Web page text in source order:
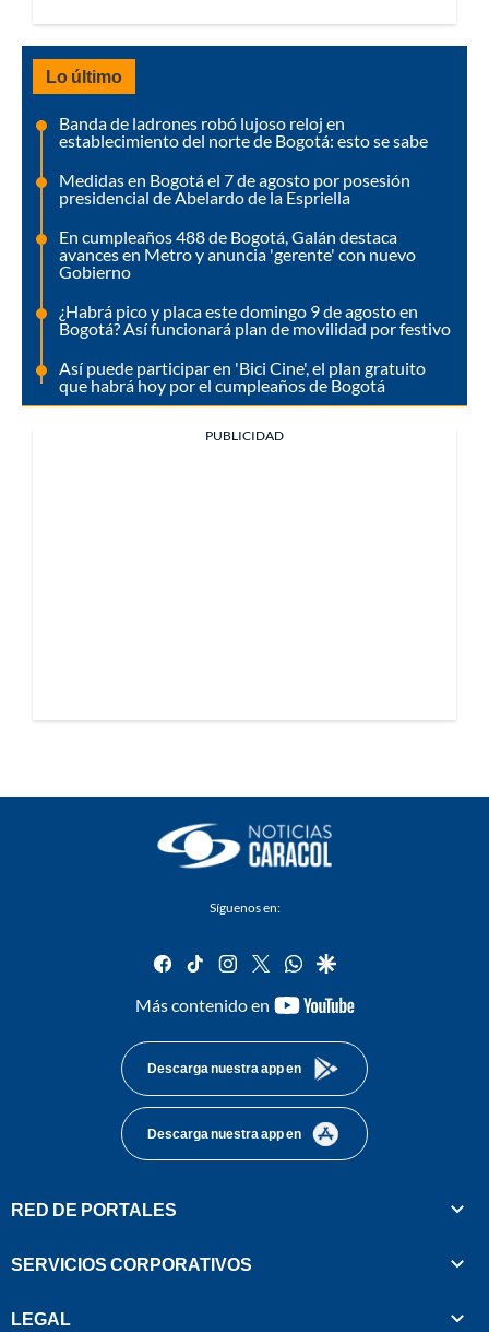
Lo último
Banda de ladrones robó lujoso reloj en
establecimiento del norte de Bogotá: esto se sabe
Medidas en Bogotá el 7 de agosto por posesión
presidencial de Abelardo de la Espriella
En cumpleaños 488 de Bogotá, Galán destaca
avances en Metro y anuncia 'gerente' con nuevo
Gobierno
¿Habrá pico y placa este domingo 9 de agosto en
Bogotá? Así funcionará plan de movilidad por festivo
Así puede participar en 'Bici Cine', el plan gratuito
que habrá hoy por el cumpleaños de Bogotá
PUBLICIDAD
Síguenos en:
facebook
tiktok instagram
twitterwhatsapp
google
Más contenido en
youtube-
Descarga nuestra app en
Descarga nuestra app en
RED DE PORTALES
SERVICIOS CORPORATIVOS
LEGAL